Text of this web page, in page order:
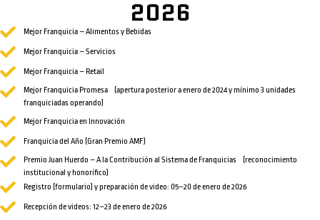
2026
Mejor Franquicia – Alimentos y Bebidas
Mejor Franquicia – Servicios
Mejor Franquicia – Retail
Mejor Franquicia Promesa (apertura posterior a enero de 2024 y mínimo 3 unidades
franquiciadas operando)
Mejor Franquicia en Innovación
Franquicia del Año (Gran Premio AMF)
Premio Juan Huerdo – A la Contribución al Sistema de Franquicias (reconocimiento
institucional y honorífico)
Registro (formulario) y preparación de video: 05–20 de enero de 2026
Recepción de videos: 12–23 de enero de 2026